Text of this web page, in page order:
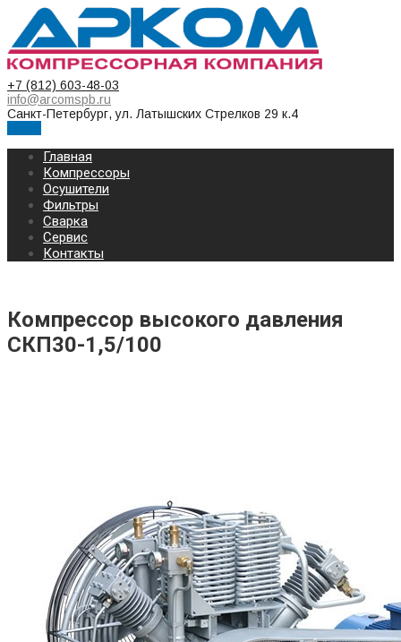
+7 (812) 603-48-03
info@arcomspb.ru
Санкт-Петербург, ул. Латышских Стрелков 29 к.4
Главная
Компрессоры
Осушители
Фильтры
Сварка
Сервис
Контакты
Компрессор высокого давления
СКП30-1,5/100